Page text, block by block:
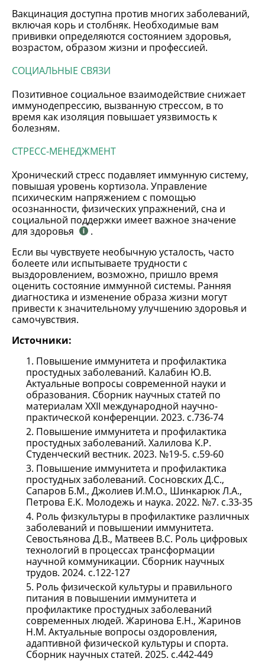
Вакцинация доступна против многих заболеваний,
включая корь и столбняк. Необходимые вам
прививки определяются состоянием здоровья,
возрастом, образом жизни и профессией.
СОЦИАЛЬНЫЕ СВЯЗИ
Позитивное социальное взаимодействие снижает
иммунодепрессию, вызванную стрессом, в то
время как изоляция повышает уязвимость к
болезням.
СТРЕСС-МЕНЕДЖМЕНТ
Хронический стресс подавляет иммунную систему,
повышая уровень кортизола. Управление
психическим напряжением с помощью
осознанности, физических упражнений, сна и
социальной поддержки имеет важное значение
для здоровья
.
Если вы чувствуете необычную усталость, часто
болеете или испытываете трудности с
выздоровлением, возможно, пришло время
оценить состояние иммунной системы. Ранняя
диагностика и изменение образа жизни могут
привести к значительному улучшению здоровья и
самочувствия.
Источники:
Повышение иммунитета и профилактика
простудных заболеваний. Калабин Ю.В.
Актуальные вопросы современной науки и
образования. Сборник научных статей по
материалам XХII международной научно-
практической конференции. 2023. с.736-74
Повышение иммунитета и профилактика
простудных заболеваний. Халилова К.Р.
Студенческий вестник. 2023. №19-5. с.59-60
Повышение иммунитета и профилактика
простудных заболеваний. Сосновских Д.С.,
Сапаров Б.М., Джолиев И.М.О., Шинкарюк Л.А.,
Петрова Е.К. Молодежь и наука. 2022. №7. с.33-35
Роль физкультуры в профилактике различных
заболеваний и повышении иммунитета.
Севостьянова Д.В., Матвеев В.С. Роль цифровых
технологий в процессах трансформации
научной коммуникации. Сборник научных
трудов. 2024. с.122-127
Роль физической культуры и правильного
питания в повышении иммунитета и
профилактике простудных заболеваний
современных людей. Жаринова Е.Н., Жаринов
Н.М. Актуальные вопросы оздоровления,
адаптивной физической культуры и спорта.
Сборник научных статей. 2025. с.442-449